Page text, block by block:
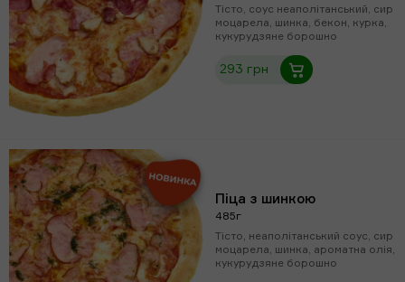
Тісто, соус неаполітанський, сир
моцарела, шинка, бекон, курка,
кукурудзяне борошно
293 грн
Піца з шинкою
485г
Тісто, неаполітанський соус, сир
моцарела, шинка, ароматна олія,
кукурудзяне борошно